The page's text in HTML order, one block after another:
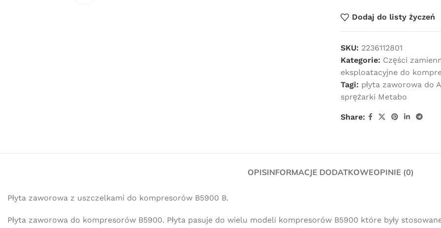
Dodaj do listy życzeń
SKU: 2236112801
Kategorie: Części
eksploatacyjne do
Tagi: płyta zaworowa do
sprężarki Metabo
Share:
OPISINFORMACJE DODATKOWEOPINIE (0)
Płyta zaworowa z uszczelkami do kompresorów B5900 B.
Płyta zaworowa do kompresorów B5900. Płyta pasuje do wielu modeli kompresorów B5900 które były